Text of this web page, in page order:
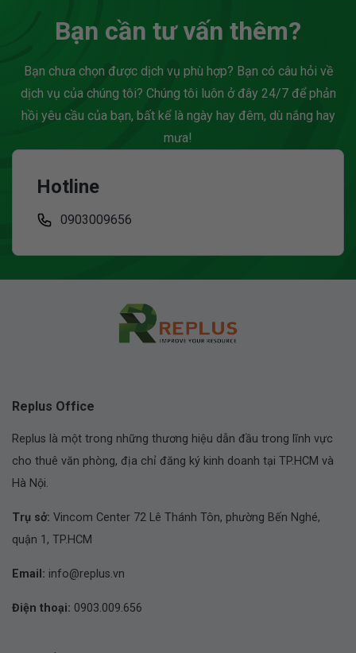
Bạn cần tư vấn thêm?
Bạn chưa chọn được dịch vụ phù hợp? Bạn có câu hỏi về
dịch vụ của chúng tôi? Chúng tôi luôn ở đây 24/7 để phản
hồi yêu cầu của bạn, bất kể là ngày hay đêm, dù nắng hay
mưa!
Hotline
0903009656
Replus Office
Replus là một trong những thương hiệu dẫn đầu trong lĩnh vực
cho thuê văn phòng, địa chỉ đăng ký kinh doanh tại TP.HCM và
Hà Nội.
Trụ sở: Vincom Center 72 Lê Thánh Tôn, phường Bến Nghé,
quận 1, TP.HCM
Email: info@replus.vn
Điện thoại: 0903.009.656